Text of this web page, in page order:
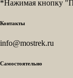
*Нажимая кнопку
Контакты
info@mostrek.ru
Самостоятельно